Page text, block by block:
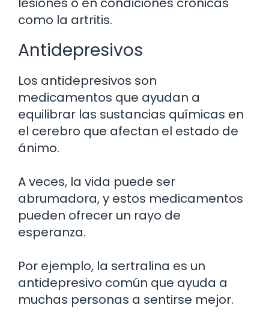
como la artritis.
Antidepresivos
Los antidepresivos son
medicamentos que ayudan a
equilibrar las sustancias químicas en
el cerebro que afectan el estado de
ánimo.
A veces, la vida puede ser
abrumadora, y estos medicamentos
pueden ofrecer un rayo de
esperanza.
Por ejemplo, la sertralina es un
antidepresivo común que ayuda a
muchas personas a sentirse mejor.